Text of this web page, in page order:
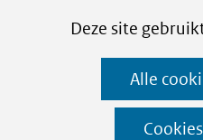
CookiesDeze site
Alle